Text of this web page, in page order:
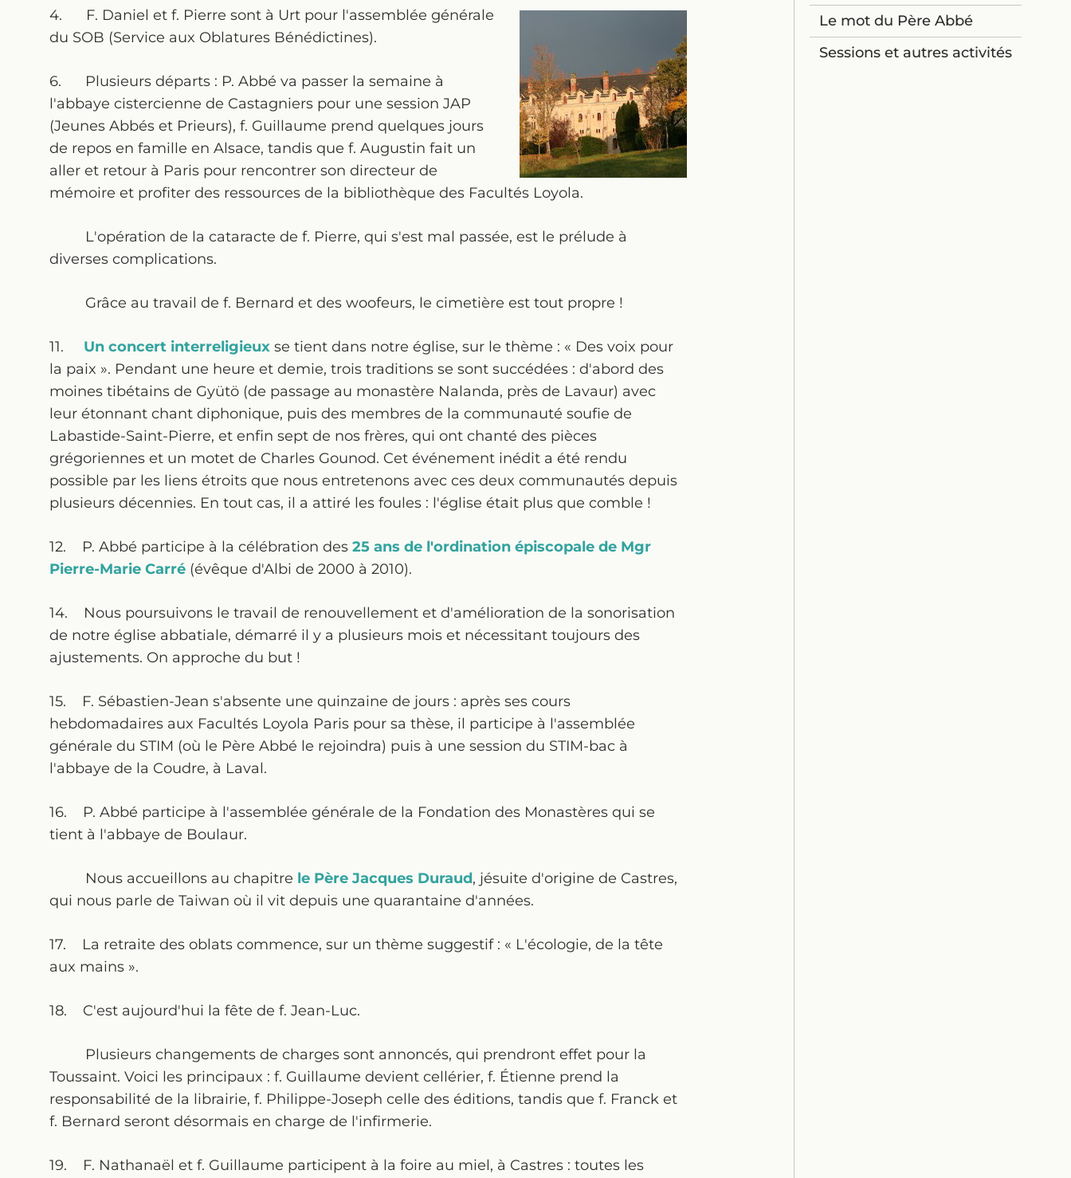
4. F. Daniel et f. Pierre sont à Urt pour l'assemblée générale
du SOB (Service aux Oblatures Bénédictines).
6. Plusieurs départs : P. Abbé va passer la semaine à
l'abbaye cistercienne de Castagniers pour une session JAP
(Jeunes Abbés et Prieurs), f. Guillaume prend quelques jours
de repos en famille en Alsace, tandis que f. Augustin fait un
aller et retour à Paris pour rencontrer son directeur de
mémoire et profiter des ressources de la bibliothèque des Facultés Loyola.
L'opération de la cataracte de f. Pierre, qui s'est mal passée, est le prélude à
diverses complications.
Grâce au travail de f. Bernard et des woofeurs, le cimetière est tout propre !
11. Un concert interreligieux se tient dans notre église, sur le thème : « Des voix pour
la paix ». Pendant une heure et demie, trois traditions se sont succédées : d'abord des
moines tibétains de Gyütö (de passage au monastère Nalanda, près de Lavaur) avec
leur étonnant chant diphonique, puis des membres de la communauté soufie de
Labastide-Saint-Pierre, et enfin sept de nos frères, qui ont chanté des pièces
grégoriennes et un motet de Charles Gounod. Cet événement inédit a été rendu
possible par les liens étroits que nous entretenons avec ces deux communautés depuis
plusieurs décennies. En tout cas, il a attiré les foules : l'église était plus que comble !
12. P. Abbé participe à la célébration des 25 ans de l'ordination épiscopale de Mgr
Pierre-Marie Carré (évêque d'Albi de 2000 à 2010).
14. Nous poursuivons le travail de renouvellement et d'amélioration de la sonorisation
de notre église abbatiale, démarré il y a plusieurs mois et nécessitant toujours des
ajustements. On approche du but !
15. F. Sébastien-Jean s'absente une quinzaine de jours : après ses cours
hebdomadaires aux Facultés Loyola Paris pour sa thèse, il participe à l'assemblée
générale du STIM (où le Père Abbé le rejoindra) puis à une session du STIM-bac à
l'abbaye de la Coudre, à Laval.
16. P. Abbé participe à l'assemblée générale de la Fondation des Monastères qui se
tient à l'abbaye de Boulaur.
Nous accueillons au chapitre le Père Jacques Duraud, jésuite d'origine de Castres,
qui nous parle de Taiwan où il vit depuis une quarantaine d'années.
17. La retraite des oblats commence, sur un thème suggestif : « L'écologie, de la tête
aux mains ».
18. C'est aujourd'hui la fête de f. Jean-Luc.
Plusieurs changements de charges sont annoncés, qui prendront effet pour la
Toussaint. Voici les principaux : f. Guillaume devient cellérier, f. Étienne prend la
responsabilité de la librairie, f. Philippe-Joseph celle des éditions, tandis que f. Franck et
f. Bernard seront désormais en charge de l'infirmerie.
19. F. Nathanaël et f. Guillaume participent à la foire au miel, à Castres : toutes les
Le mot du Père Abbé
Sessions et autres activités